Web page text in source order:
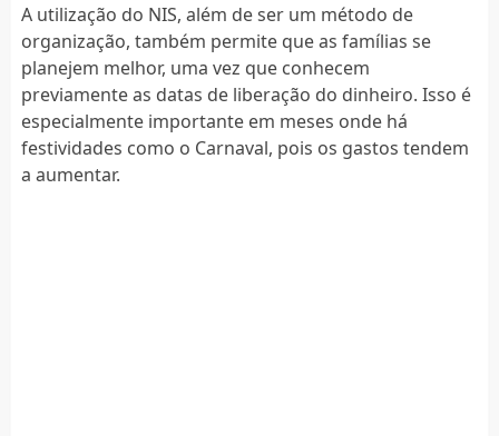
A utilização do NIS, além de ser um método de
organização, também permite que as famílias se
planejem melhor, uma vez que conhecem
previamente as datas de liberação do dinheiro. Isso é
especialmente importante em meses onde há
festividades como o Carnaval, pois os gastos tendem
a aumentar.